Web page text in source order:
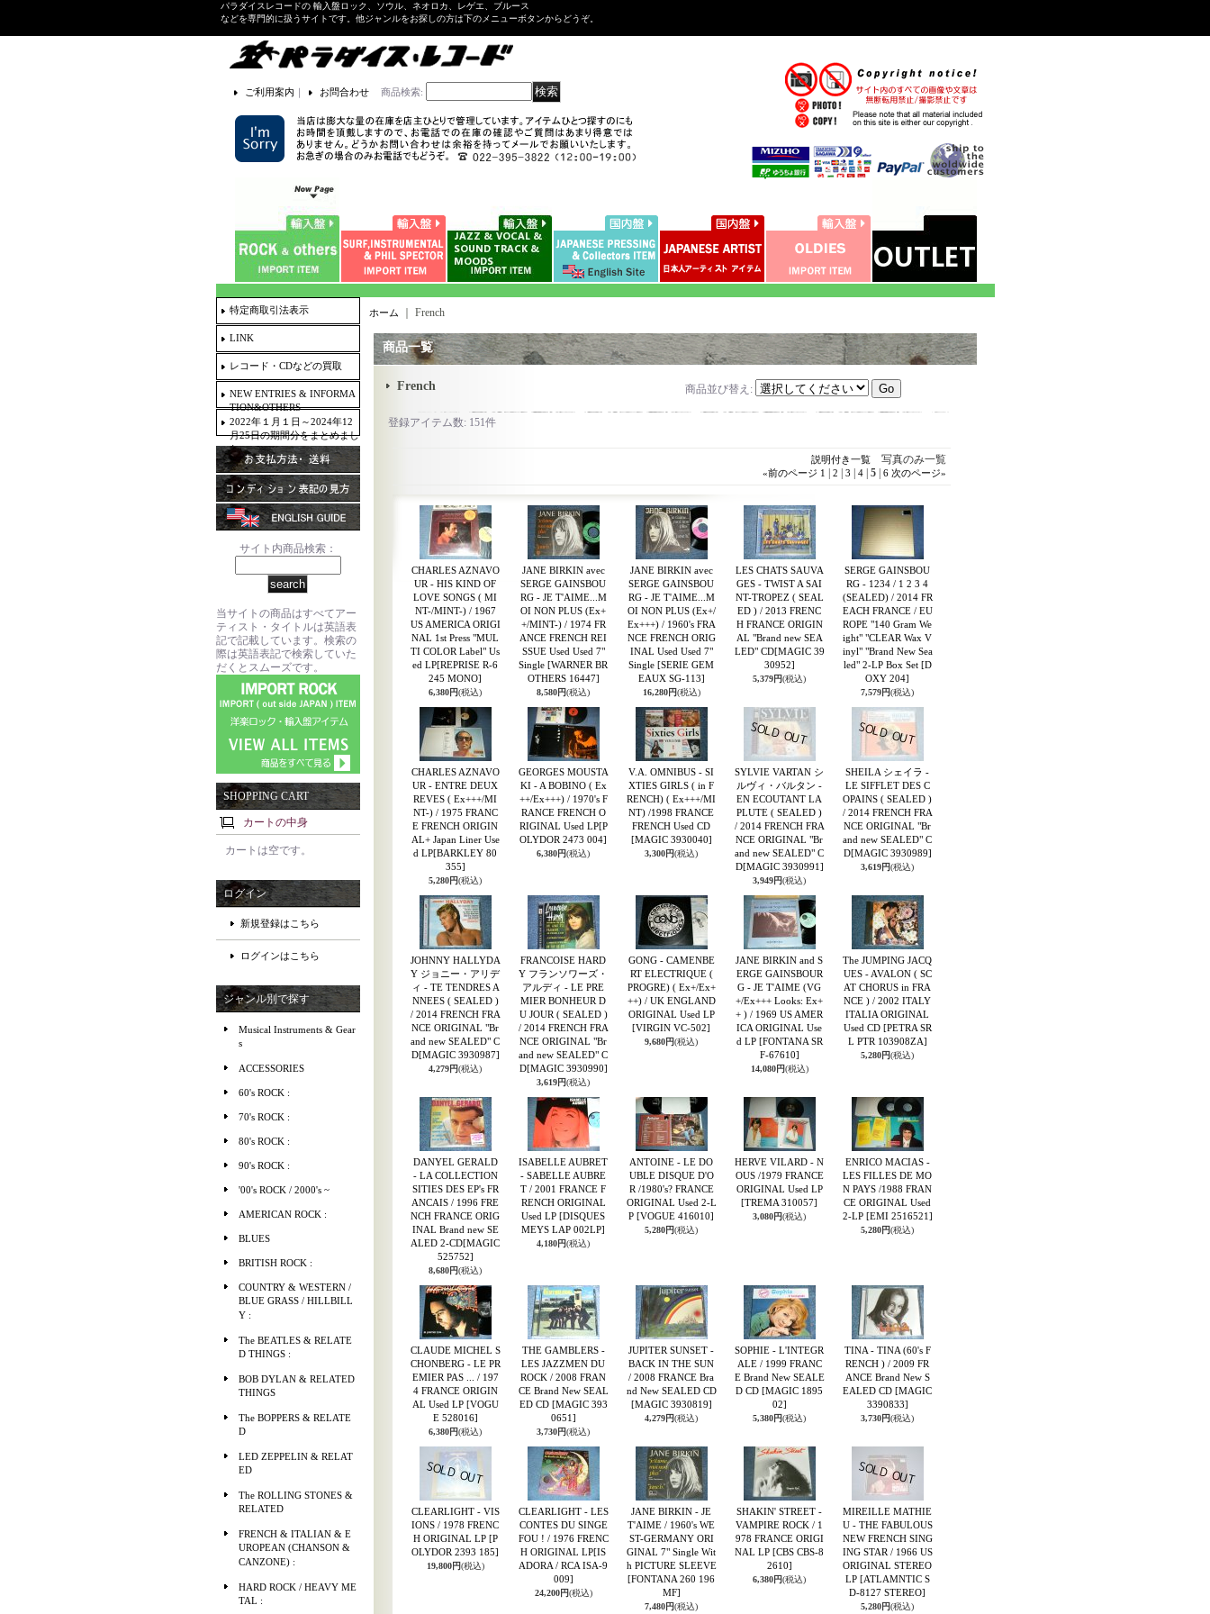
パラダイスレコードの 輸入盤ロック、ソウル、ネオロカ、レゲエ、ブルース
などを専門的に扱うサイトです。他ジャンルをお探しの方は下のメニューボタンからどうぞ。
ご利用案内 ｜ お問合わせ 商品検索:
特定商取引法表示
LINK
レコード・CDなどの買取
NEW ENTRIES & INFORMA
TION&OTHERS
2022年１月１日～2024年12
月25日の期間分をまとめまし
た。
サイト内商品検索：
当サイトの商品はすべてアー
ティスト・タイトルは英語表
記で記載しています。検索の
際は英語表記で検索していた
だくとスムーズです。
SHOPPING CART
カートの中身
カートは空です。
ログイン
新規登録はこちら
ログインはこちら
ジャンル別で探す
Musical Instruments & Gear
s
ACCESSORIES
60's ROCK :
70's ROCK :
80's ROCK :
90's ROCK :
'00's ROCK / 2000's ~
AMERICAN ROCK :
BLUES
BRITISH ROCK :
COUNTRY & WESTERN /
BLUE GRASS / HILLBILL
Y :
The BEATLES & RELATE
D THINGS :
BOB DYLAN & RELATED
THINGS
The BOPPERS & RELATE
D
LED ZEPPELIN & RELAT
ED
The ROLLING STONES &
RELATED
FRENCH & ITALIAN & E
UROPEAN (CHANSON &
CANZONE) :
HARD ROCK / HEAVY ME
TAL :
ホーム French
商品一覧
French 商品並び替え :
登録アイテム数:151件
説明付き一覧写真のみ一覧
«前のページ 1 2 3 4| 5| 6 次のページ»
CHARLES AZNAVO
UR - HIS KIND OF
LOVE SONGS ( MI
NT-/MINT-) / 1967
US AMERICA ORIGI
NAL 1st Press "MUL
TI COLOR Label" Us
ed LP[REPRISE R-6
245 MONO]
6,380円(税込)
JANE BIRKIN avec
SERGE GAINSBOU
RG - JE T'AIME...M
OI NON PLUS (Ex+
+/MINT-) / 1974 FR
ANCE FRENCH REI
SSUE Used Used 7"
Single [WARNER BR
OTHERS 16447]
8,580円(税込)
JANE BIRKIN avec
SERGE GAINSBOU
RG - JE T'AIME...M
OI NON PLUS (Ex+/
Ex+++) / 1960's FRA
NCE FRENCH ORIG
INAL Used Used 7"
Single [SERIE GEM
EAUX SG-113]
16,280円(税込)
LES CHATS SAUVA
GES - TWIST A SAI
NT-TROPEZ ( SEAL
ED ) / 2013 FRENC
H FRANCE ORIGIN
AL "Brand new SEA
LED" CD[MAGIC 39
30952]
5,379円(税込)
SERGE GAINSBOU
RG - 1234 / 1 2 3 4
(SEALED) / 2014 FR
EACH FRANCE / EU
ROPE "140 Gram We
ight" "CLEAR Wax V
inyl" "Brand New Sea
led" 2-LP Box Set [D
OXY 204]
7,579円(税込)
CHARLES AZNAVO
UR - ENTRE DEUX
REVES ( Ex+++/MI
NT-) / 1975 FRANC
E FRENCH ORIGIN
AL+ Japan Liner Use
d LP[BARKLEY 80
355]
5,280円(税込)
GEORGES MOUSTA
KI - A BOBINO ( Ex
++/Ex+++) / 1970's F
RANCE FRENCH O
RIGINAL Used LP[P
OLYDOR 2473 004]
6,380円(税込)
V.A. OMNIBUS - SI
XTIES GIRLS ( in F
RENCH) ( Ex+++/MI
NT) /1998 FRANCE
FRENCH Used CD
[MAGIC 3930040]
3,300円(税込)
SYLVIE VARTAN シ
ルヴィ・バルタン -
EN ECOUTANT LA
PLUTE ( SEALED )
/ 2014 FRENCH FRA
NCE ORIGINAL "Br
and new SEALED" C
D[MAGIC 3930991]
3,949円(税込)
SHEILA シェイラ -
LE SIFFLET DES C
OPAINS ( SEALED )
/ 2014 FRENCH FRA
NCE ORIGINAL "Br
and new SEALED" C
D[MAGIC 3930989]
3,619円(税込)
JOHNNY HALLYDA
Y ジョニー・アリデ
ィ - TE TENDRES A
NNEES ( SEALED )
/ 2014 FRENCH FRA
NCE ORIGINAL "Br
and new SEALED" C
D[MAGIC 3930987]
4,279円(税込)
FRANCOISE HARD
Y フランソワーズ・
アルディ - LE PRE
MIER BONHEUR D
U JOUR ( SEALED )
/ 2014 FRENCH FRA
NCE ORIGINAL "Br
and new SEALED" C
D[MAGIC 3930990]
3,619円(税込)
GONG - CAMENBE
RT ELECTRIQUE (
PROGRE) ( Ex+/Ex+
++) / UK ENGLAND
ORIGINAL Used LP
[VIRGIN VC-502]
9,680円(税込)
JANE BIRKIN and S
ERGE GAINSBOUR
G - JE T'AIME (VG
+/Ex+++ Looks: Ex+
+ ) / 1969 US AMER
ICA ORIGINAL Use
d LP [FONTANA SR
F-67610]
14,080円(税込)
The JUMPING JACQ
UES - AVALON ( SC
AT CHORUS in FRA
NCE ) / 2002 ITALY
ITALIA ORIGINAL
Used CD [PETRA SR
L PTR 103908ZA]
5,280円(税込)
DANYEL GERALD
- LA COLLECTION
SITIES DES EP's FR
ANCAIS / 1996 FRE
NCH FRANCE ORIG
INAL Brand new SE
ALED 2-CD[MAGIC
525752]
8,680円(税込)
ISABELLE AUBRET
- SABELLE AUBRE
T / 2001 FRANCE F
RENCH ORIGINAL
Used LP [DISQUES
MEYS LAP 002LP]
4,180円(税込)
ANTOINE - LE DO
UBLE DISQUE D'O
R /1980's? FRANCE
ORIGINAL Used 2-L
P [VOGUE 416010]
5,280円(税込)
HERVE VILARD - N
OUS /1979 FRANCE
ORIGINAL Used LP
[TREMA 310057]
3,080円(税込)
ENRICO MACIAS -
LES FILLES DE MO
N PAYS /1988 FRAN
CE ORIGINAL Used
2-LP [EMI 2516521]
5,280円(税込)
CLAUDE MICHEL S
CHONBERG - LE PR
EMIER PAS ... / 197
4 FRANCE ORIGIN
AL Used LP [VOGU
E 528016]
6,380円(税込)
THE GAMBLERS -
LES JAZZMEN DU
ROCK / 2008 FRAN
CE Brand New SEAL
ED CD [MAGIC 393
0651]
3,730円(税込)
JUPITER SUNSET -
BACK IN THE SUN
/ 2008 FRANCE Bra
nd New SEALED CD
[MAGIC 3930819]
4,279円(税込)
SOPHIE - L'INTEGR
ALE / 1999 FRANC
E Brand New SEALE
D CD [MAGIC 1895
02]
5,380円(税込)
TINA - TINA (60's F
RENCH ) / 2009 FR
ANCE Brand New S
EALED CD [MAGIC
3390833]
3,730円(税込)
CLEARLIGHT - VIS
IONS / 1978 FRENC
H ORIGINAL LP [P
OLYDOR 2393 185]
19,800円(税込)
CLEARLIGHT - LES
CONTES DU SINGE
FOU ! / 1976 FRENC
H ORIGINAL LP[IS
ADORA / RCA ISA-9
009]
24,200円(税込)
JANE BIRKIN - JE
T'AIME / 1960's WE
ST-GERMANY ORI
GINAL 7" Single Wit
h PICTURE SLEEVE
[FONTANA 260 196
MF]
7,480円(税込)
SHAKIN' STREET -
VAMPIRE ROCK / 1
978 FRANCE ORIGI
NAL LP [CBS CBS-8
2610]
6,380円(税込)
MIREILLE MATHIE
U - THE FABULOUS
NEW FRENCH SING
ING STAR / 1966 US
ORIGINAL STEREO
LP [ATLAMNTIC S
D-8127 STEREO]
5,280円(税込)